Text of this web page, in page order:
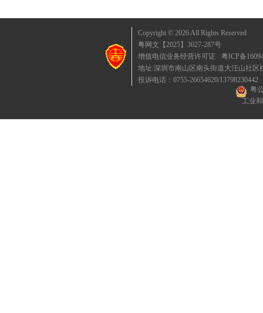
Copyright © 2026 All Rights Reserved
粤网文【2025】3027-287号
增值电信业务经营许可证
粤ICP备
地址:深圳市南山区南头街道大汪山社区
投诉电话：0755-26654620/13798230442
粤
工业